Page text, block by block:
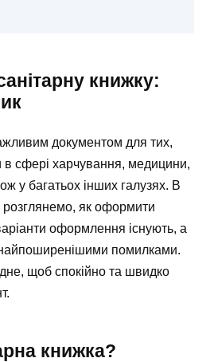
книжку:
документом для тих,
сфері харчування, медицини,
у багатьох інших галузях. В
розглянемо, як оформити
оформлення існують, а
помилками.
щоб спокійно та швидко
книжка?